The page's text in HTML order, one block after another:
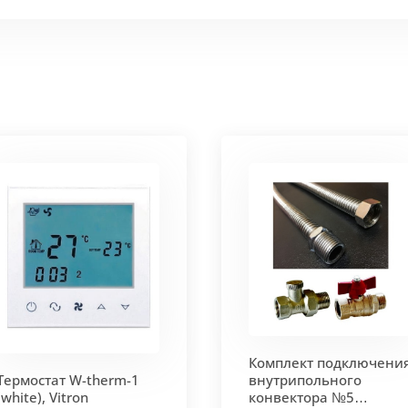
покрытием чёрного цвета.
- золото, бронза, чёрный, серебро (без доплат)
решетки - 13мм.Может быть изменена на 10 или 18
W-therm-1
Vitron
Комплект
внутрипольного
конвектора №5